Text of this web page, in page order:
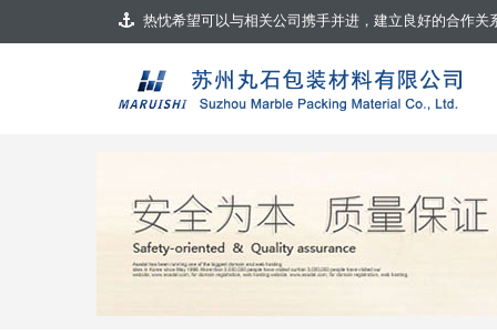
热忱希望可以与相关公司携手并进，建立良好的合作关